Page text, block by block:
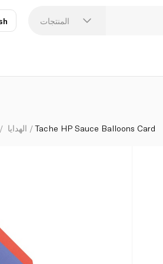
المنتجات
الهدايا Tache HP Sauce Balloons Card